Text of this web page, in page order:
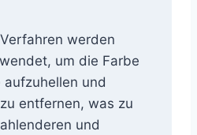
werden
um die Farbe
aufzuhellen und
entfernen, was zu
und